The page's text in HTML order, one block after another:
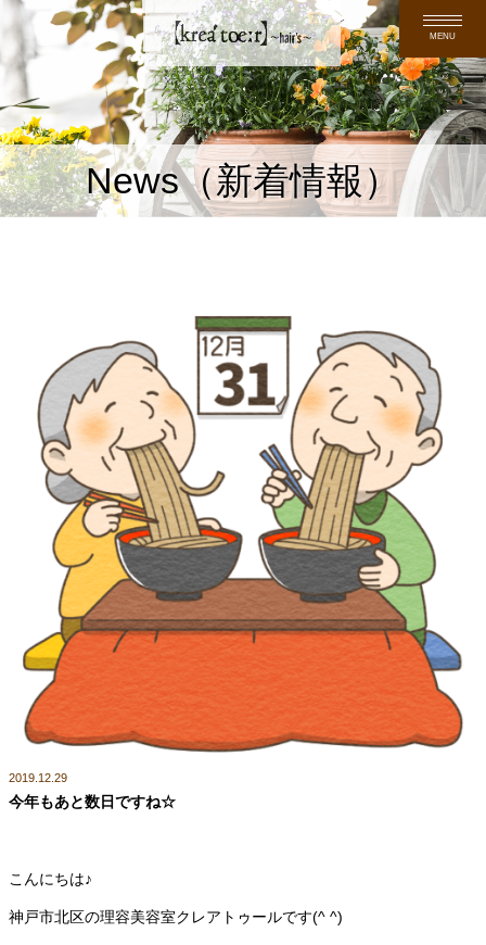
MENU
News（新着情報）
2019.12.29
今年もあと数日ですね☆
こんにちは♪
神戸市北区の理容美容室クレアトゥールです(^ ^)